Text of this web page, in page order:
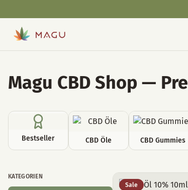
Magu CBD Shop —
Bestseller CBD Öle CBD Gummies
KATEGORIEN Alle Produkte
Sale